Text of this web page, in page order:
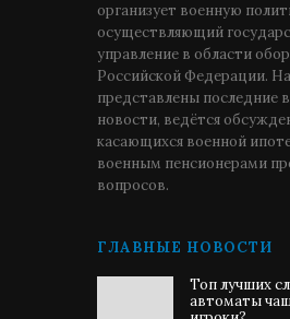
организует военную
осуществляющий
управление в области
Российской Федерации.
представлены последние
новости, ведётся
касающихся военной
военным пенсионерами
вопросов.
ГЛАВНЫЕ НОВОСТИ
Топ лучших
автоматы